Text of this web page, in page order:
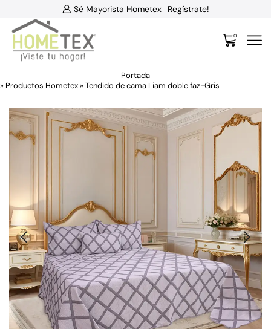
Sé Mayorista Hometex Regístrate!
0
Portada
» Productos Hometex»Tendido de cama Liam doble faz-Gris